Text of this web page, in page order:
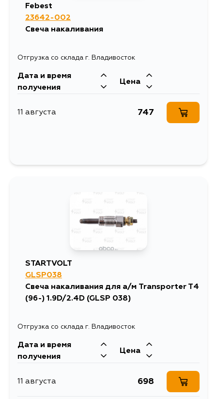
Febest
23642-002
Свеча накаливания
Отгрузка со склада г. Владивосток
Дата и время
получения
Цена
11 августа 747
STARTVOLT
GLSP038
Свеча накаливания для а/м Transporter T4
(96-) 1.9D/2.4D (GLSP 038)
Отгрузка со склада г. Владивосток
Дата и время
получения
Цена
11 августа 698